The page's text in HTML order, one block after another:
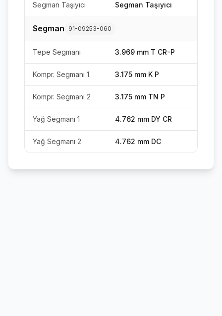
Segman Taşıyıcı Segman Taşıyıcı
Segman 91-09253-060
Tepe Segmanı 3.969 mm T CR-P
Kompr. Segmanı 1 3.175 mm K P
Kompr. Segmanı 2 3.175 mm TN P
Yağ Segmanı 1 4.762 mm DY CR
Yağ Segmanı 2 4.762 mm DC